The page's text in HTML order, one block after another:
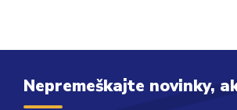
Nepremeškajte novinky,